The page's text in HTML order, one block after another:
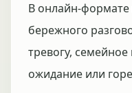
В онлайн-
бережного
тревогу,
ожидание или